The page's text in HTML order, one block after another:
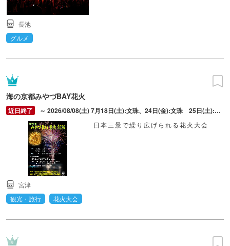
長池
グルメ
海の京都みやづBAY花火
～ 2026/08/08(土) 7月18日(土):文珠、24日(金):文珠 25日(土):文珠 8日1日(土):宮津、文珠、府中 、8日(土):文珠
日本三景で繰り広げられる花火大会
宮津
観光・旅行
花火大会